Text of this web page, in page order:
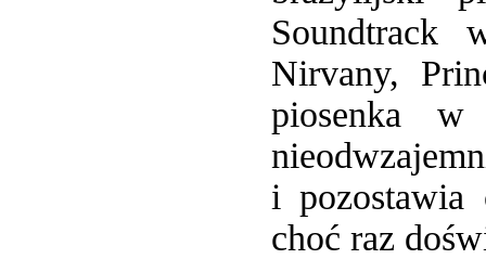
Soundtrack
Nirvany,
piosenka
i pozostawia
choć raz